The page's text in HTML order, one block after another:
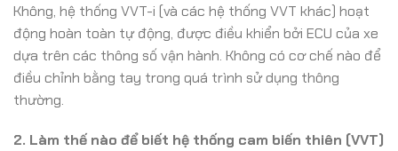
Không, hệ thống VVT-i (và các hệ thống VVT khác) hoạt
động hoàn toàn tự động, được điều khiển bởi ECU của xe
dựa trên các thông số vận hành. Không có cơ chế nào để
điều chỉnh bằng tay trong quá trình sử dụng thông
thường.
2. Làm thế nào để biết hệ thống cam biến thiên (VVT)